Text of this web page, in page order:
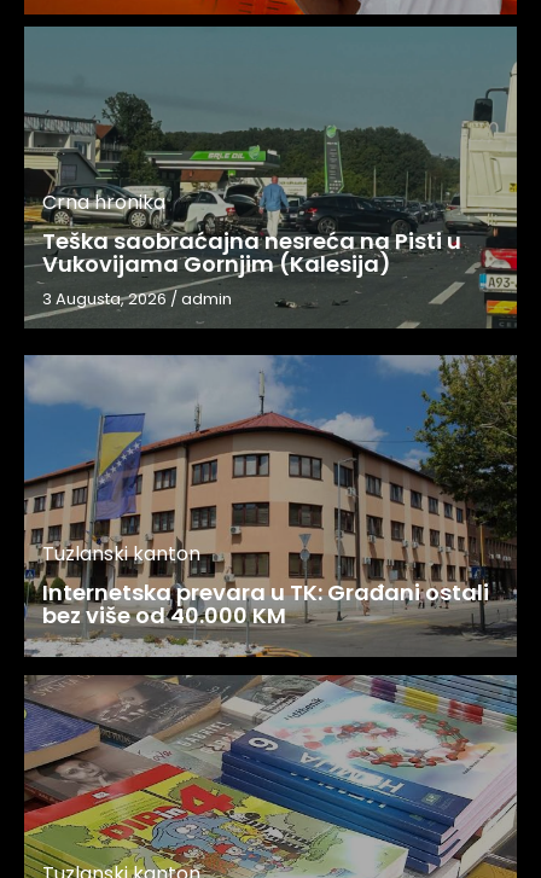
Crna hronika
Teška saobraćajna nesreća na Pisti u
Vukovijama Gornjim (Kalesija)
3 Augusta, 2026 / admin
Tuzlanski kanton
Internetska prevara u TK: Građani ostali
bez više od 40.000 KM